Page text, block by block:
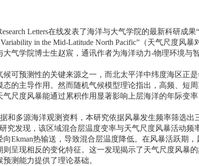
Letters在线发表了海洋与大气学院的最新科研成果“
in the Mid‐Latitude North Pacific” （天气尺度风暴
气学院博士生赵宸，通讯作者为海洋动力-物理环境与
候可预测性的关键来源之一，而北太平洋中纬度海区正
态的主导作用。然而随机气候模型理论指出，高频、短
尺度风暴能通过累积作用显著影响上层海洋的年际变
和多源海洋观测资料，本研究依据风暴发生频率筛选出
究发现，该区域混合层温度变率与天气尺度风暴活动
向Ekman热输送，导致混合层温度降低。在风暴活跃期
则呈现相反的变化特征。这一发现揭示了天气尺度风暴
测能力提供了理论基础。